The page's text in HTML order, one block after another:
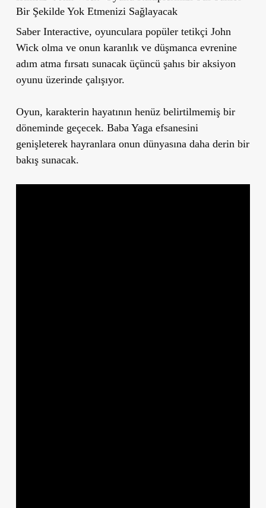
Bir Şekilde Yok Etmenizi Sağlayacak
Saber Interactive, oyunculara popüler tetikçi John
Wick olma ve onun karanlık ve düşmanca evrenine
adım atma fırsatı sunacak üçüncü şahıs bir aksiyon
oyunu üzerinde çalışıyor.
Oyun, karakterin hayatının henüz belirtilmemiş bir
döneminde geçecek. Baba Yaga efsanesini
genişleterek hayranlara onun dünyasına daha derin bir
bakış sunacak.